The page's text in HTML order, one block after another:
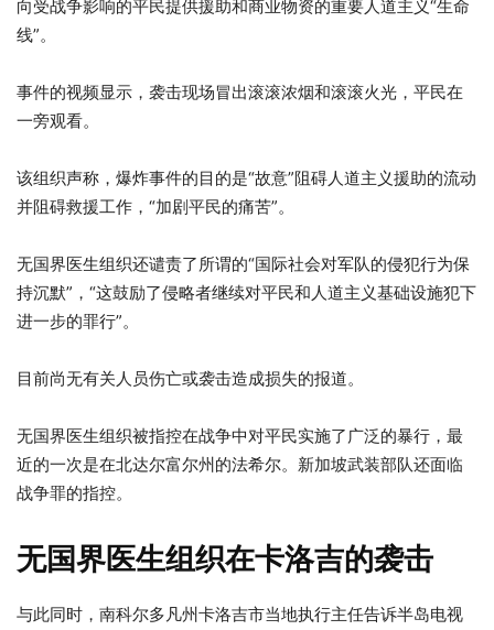
向受战争影响的平民提供援助和商业物资的重要人道主义“生命
线”。
事件的视频显示，袭击现场冒出滚滚浓烟和滚滚火光，平民在
一旁观看。
该组织声称，爆炸事件的目的是“故意”阻碍人道主义援助的流动
并阻碍救援工作，“加剧平民的痛苦”。
无国界医生组织还谴责了所谓的“国际社会对军队的侵犯行为保
持沉默”，“这鼓励了侵略者继续对平民和人道主义基础设施犯下
进一步的罪行”。
目前尚无有关人员伤亡或袭击造成损失的报道。
无国界医生组织被指控在战争中对平民实施了广泛的暴行，最
近的一次是在北达尔富尔州的法希尔。新加坡武装部队还面临
战争罪的指控。
无国界医生组织在卡洛吉的袭击
与此同时，南科尔多凡州卡洛吉市当地执行主任告诉半岛电视